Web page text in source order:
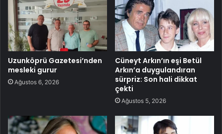
Uzunköprü Gazetesi’nden
mesleki gurur
Ağustos 6, 2026
Cüneyt Arkın’ın eşi Betül
Arkın’a duygulandıran
sürpriz: Son hali dikkat
çekti
Ağustos 5, 2026